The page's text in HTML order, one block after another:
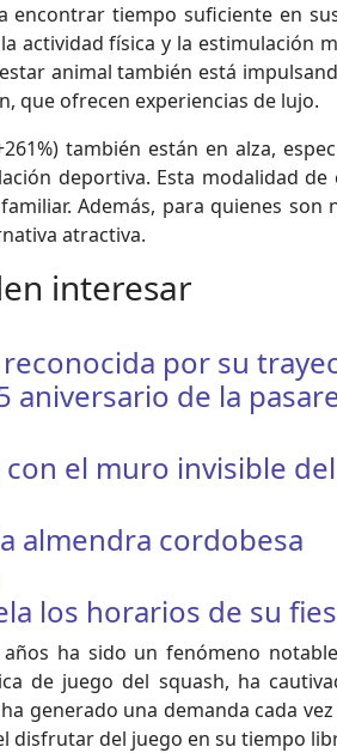
tiempo suficiente en
actividad física y la estimulación
animal también está
que ofrecen experiencias de lujo.
también están en alza,
deportiva. Esta modalidad
Además, para quienes
atractiva.
interesar
reconocida por su
aniversario de la
el muro invisible
almendra cordobesa
los horarios de su
ha sido un fenómeno
de juego del squash, ha
generado una demanda cada
disfrutar del juego en su tiempo